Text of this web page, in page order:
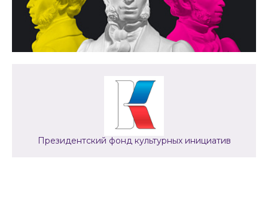
Президентский фонд культурных инициатив